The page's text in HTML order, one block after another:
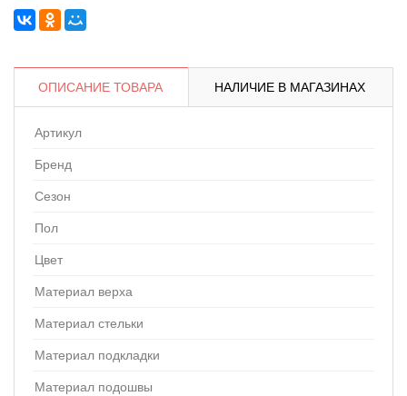
ОПИСАНИЕ ТОВАРА НАЛИЧИЕ В МАГАЗИНАХ
Артикул
Бренд
Сезон
Пол
Цвет
Материал верха
Материал стельки
Материал подкладки
Материал подошвы